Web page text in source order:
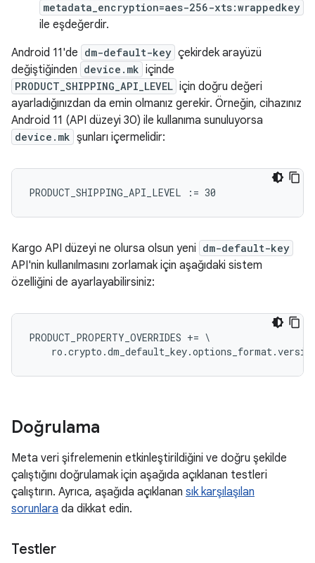
metadata_encryption=aes-256-xts:wrappedkey
ile eşdeğerdir.
Android 11'de dm-default-key çekirdek arayüzü
değiştiğinden device.mk içinde
PRODUCT_SHIPPING_API_LEVEL için doğru değeri
ayarladığınızdan da emin olmanız gerekir. Örneğin, cihazınız
Android 11 (API düzeyi 30) ile kullanıma sunuluyorsa
device.mk şunları içermelidir:
Kargo API düzeyi ne olursa olsun yeni dm-default-key
API'nin kullanılmasını zorlamak için aşağıdaki sistem
özelliğini de ayarlayabilirsiniz:
PRODUCT_PROPERTY_OVERRIDES += \
Doğrulama
Meta veri şifrelemenin etkinleştirildiğini ve doğru şekilde
çalıştığını doğrulamak için aşağıda açıklanan testleri
çalıştırın. Ayrıca, aşağıda açıklanan sık karşılaşılan
sorunlara da dikkat edin.
Testler